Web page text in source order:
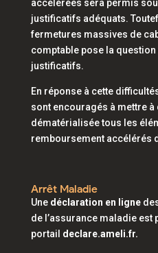
accélérées sera permis
justificatifs adéquats.
fermetures massives de
comptable pose la
justificatifs.
En réponse à cette
sont encouragés à mettre
dématérialisée tous les
remboursement accélérés
Arrêt Maladie
Une déclaration en ligne
de l’assurance maladie est
portail declare.ameli.fr.